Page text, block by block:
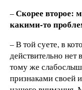
–Скорее второе:
какими-то
– В той суете, в
действительно
тому же
признаками своей